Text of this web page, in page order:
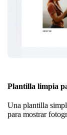
Plantilla limpia
Una plantilla
para mostrar